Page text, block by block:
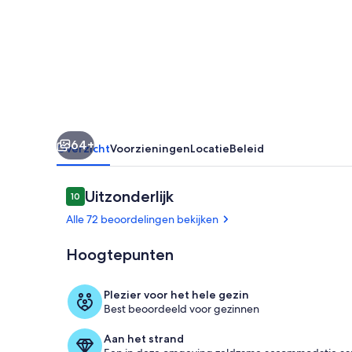
64+
OverzichtVoorzieningenLocatieBeleid
Beoordelingen
1010 op 10 –
Uitzonderlijk
Alle 72 beoordelingen bekijken
Hoogtepunten
Plezier voor het hele gezin
Best beoordeeld voor gezinnen
Aan het strand